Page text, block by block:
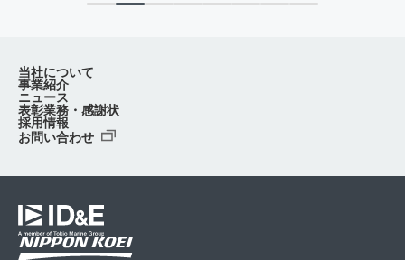
当社について
事業紹介
ニュース
表彰業務・感謝状
採用情報
お問い合わせ